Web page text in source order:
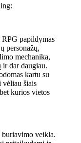
papildymas
personažų,
mechanika,
ir dar daugiau.
kartu su
vėliau šiais
kurios vietos
veikla.